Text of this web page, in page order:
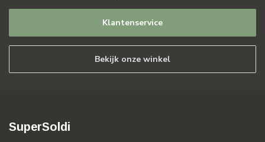
Klantenservice
Bekijk onze winkel
SuperSoldi